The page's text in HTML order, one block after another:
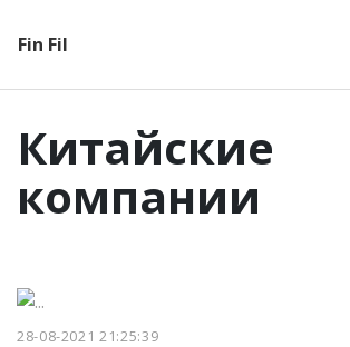
Fin Fil
Китайские
компании
28-08-2021 21:25:39